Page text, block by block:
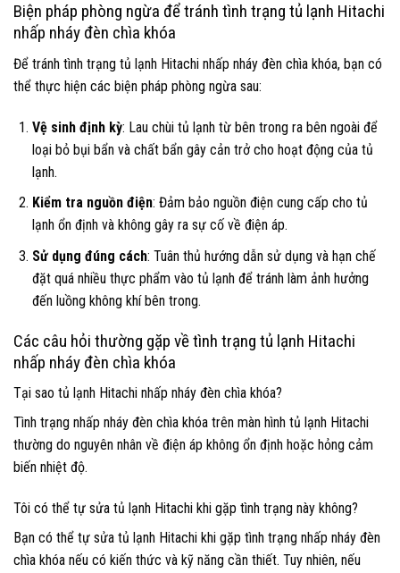
Biện pháp phòng ngừa để tránh tình trạng tủ lạnh Hitachi
nhấp nháy đèn chìa khóa
Để tránh tình trạng tủ lạnh Hitachi nhấp nháy đèn chìa khóa, bạn có
thể thực hiện các biện pháp phòng ngừa sau:
Vệ sinh định kỳ: Lau chùi tủ lạnh từ bên trong ra bên ngoài để
loại bỏ bụi bẩn và chất bẩn gây cản trở cho hoạt động của tủ
lạnh.
Kiểm tra nguồn điện: Đảm bảo nguồn điện cung cấp cho tủ
lạnh ổn định và không gây ra sự cố về điện áp.
Sử dụng đúng cách: Tuân thủ hướng dẫn sử dụng và hạn chế
đặt quá nhiều thực phẩm vào tủ lạnh để tránh làm ảnh hưởng
đến luồng không khí bên trong.
Các câu hỏi thường gặp về tình trạng tủ lạnh Hitachi
nhấp nháy đèn chìa khóa
Tại sao tủ lạnh Hitachi nhấp nháy đèn chìa khóa?
Tình trạng nhấp nháy đèn chìa khóa trên màn hình tủ lạnh Hitachi
thường do nguyên nhân về điện áp không ổn định hoặc hỏng cảm
biến nhiệt độ.
Tôi có thể tự sửa tủ lạnh Hitachi khi gặp tình trạng này không?
Bạn có thể tự sửa tủ lạnh Hitachi khi gặp tình trạng nhấp nháy đèn
chìa khóa nếu có kiến thức và kỹ năng cần thiết. Tuy nhiên, nếu